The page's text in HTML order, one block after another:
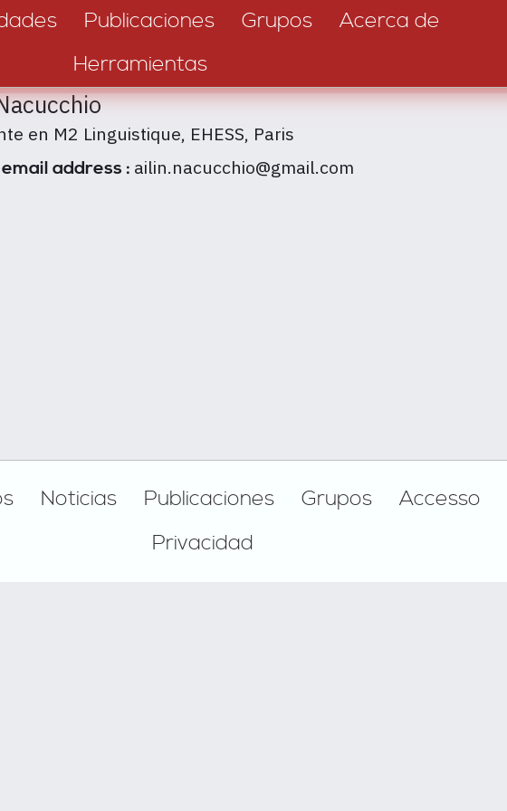
Publicaciones Grupos
Acerca de
Herramientas
en M2 Linguistique, EHESS, Paris
address : ailin.nacucchio@gmail.com
Noticias Publicaciones Grupos Accesso
Privacidad